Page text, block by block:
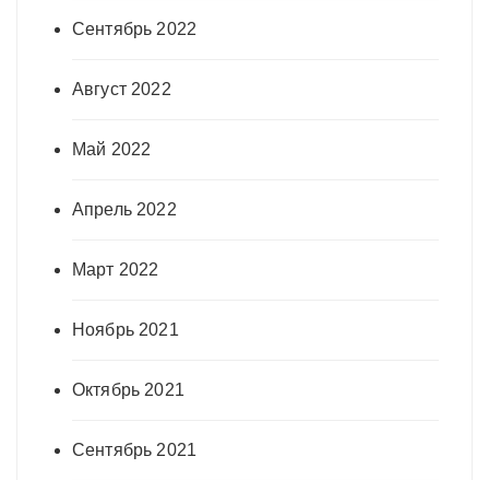
Сентябрь 2022
Август 2022
Май 2022
Апрель 2022
Март 2022
Ноябрь 2021
Октябрь 2021
Сентябрь 2021